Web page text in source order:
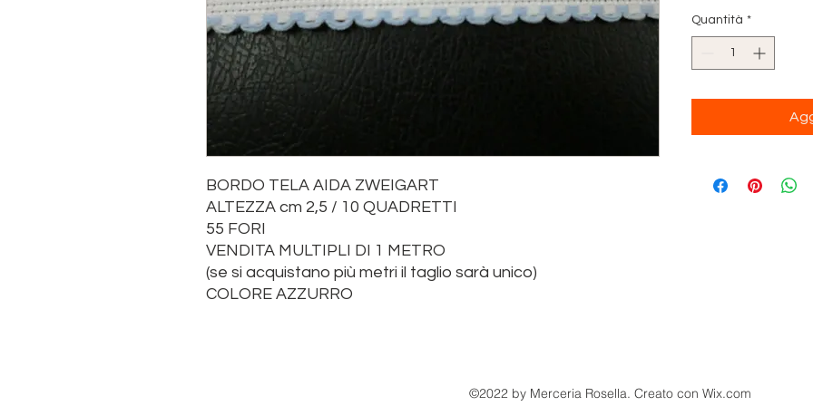
BORDO TELA AIDA ZWEIGART
ALTEZZA cm 2,5 / 10 QUADRETTI
55 FORI
VENDITA MULTIPLI DI 1 METRO
(se si acquistano più metri il taglio sarà unico)
COLORE AZZURRO
Quantità *
©2022 by Merceria Rosella. Creato con Wix.com